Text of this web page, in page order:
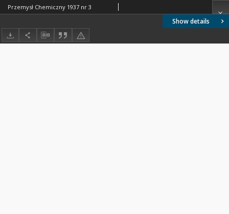
Show details
Przemysł Chemiczny 1937 nr 3